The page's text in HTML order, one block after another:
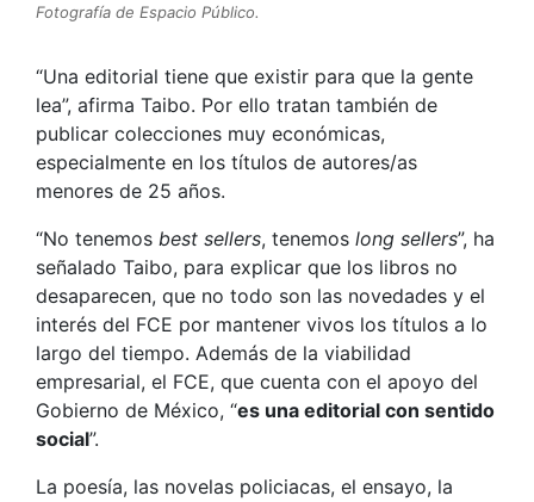
Fotografía de Espacio Público.
“Una editorial tiene que existir para que la gente
lea”, afirma Taibo. Por ello tratan también de
publicar colecciones muy económicas,
especialmente en los títulos de autores/as
menores de 25 años.
“No tenemos best sellers, tenemos long sellers”, ha
señalado Taibo, para explicar que los libros no
desaparecen, que no todo son las novedades y el
interés del FCE por mantener vivos los títulos a lo
largo del tiempo. Además de la viabilidad
empresarial, el FCE, que cuenta con el apoyo del
Gobierno de México, “es una editorial con sentido
social”.
La poesía, las novelas policiacas, el ensayo, la